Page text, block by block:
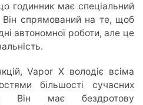
годинник має спеціальний
Він спрямований на те, щоб
автономної роботи, але це
Vapor X володіє всіма
більшості сучасних
Він має бездротову